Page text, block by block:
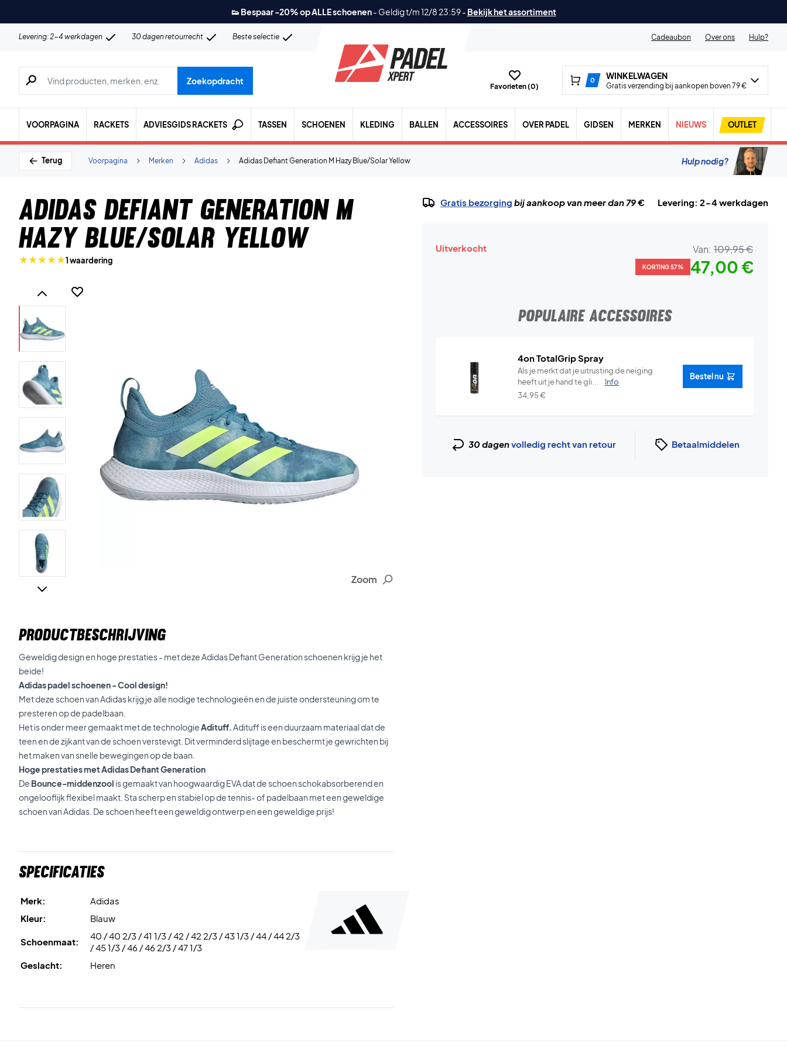
👟 Bespaar -20% op ALLE schoenen- Geldig t/m 12/8 23:59- Bekijk het assortiment
Levering: 2-4 werkdagen 30 dagen retourrecht Beste selectie Cadeaubon Over ons Hulp?
Zoeken naar producten, merken etc.
Zoekopdracht
Favorieten (0)
0 WINKELWAGEN
Gratis verzending bij aankopen boven 79 €
VOORPAGINA RACKETS ADVIESGIDS RACKETS TASSEN SCHOENEN KLEDING BALLEN ACCESSOIRES OVER PADEL GIDSEN MERKEN NIEUWS OUTLET
Terug Adidas Defiant Generation M Hazy Blue/Solar Yellow
Adidas
Merken
Voorpagina Hulp nodig?
Adidas Defiant Generation M
Hazy Blue/Solar Yellow
1 waardering
Zoom
PRODUCTBESCHRIJVING
Geweldig design en hoge prestaties - met deze Adidas Defiant Generation schoenen krijg je het
beide!
Adidas padel schoenen - Cool design!
Met deze schoen van Adidas krijg je alle nodige technologieën en de juiste ondersteuning om te
presteren op de padelbaan.
Het is onder meer gemaakt met de technologieAdituff.Adituff is een duurzaam materiaal dat de
teen en de zijkant van de schoen verstevigt. Dit verminderd slijtage en beschermt je gewrichten bij
het maken van snelle bewegingen op de baan.
Hoge prestaties met Adidas Defiant Generation
De Bounce-middenzool is gemaakt van hoogwaardig EVA dat de schoen schokabsorberend en
ongelooflijk flexibel maakt. Sta scherp en stabiel op de tennis- of padelbaan met een geweldige
schoen van Adidas. De schoen heeft een geweldig ontwerp en een geweldige prijs!
Specificaties
Merk:
Adidas
Kleur:
Blauw
Schoenmaat:
40 / 40 2/3 / 41 1/3 / 42 / 42 2/3 / 43 1/3 / 44 / 44 2/3
/ 45 1/3 / 46 / 46 2/3 / 47 1/3
Geslacht:
Heren
Gratis bezorging bij aankoop van meer dan 79 € Levering: 2-4 werkdagen
Uitverkocht Van: 109,95 €
KORTING 57% 47,00 €
POPULAIRE ACCESSOIRES
4on TotalGrip Spray
Als je merkt dat je uitrusting de neiging
heeft uit je hand te gli...
Info
34,95€
Bestel nu
30 dagenvolledig recht van retour Betaalmiddelen